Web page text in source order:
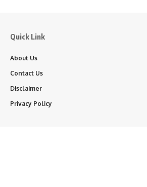
Quick Link
About Us
Contact Us
Disclaimer
Privacy Policy